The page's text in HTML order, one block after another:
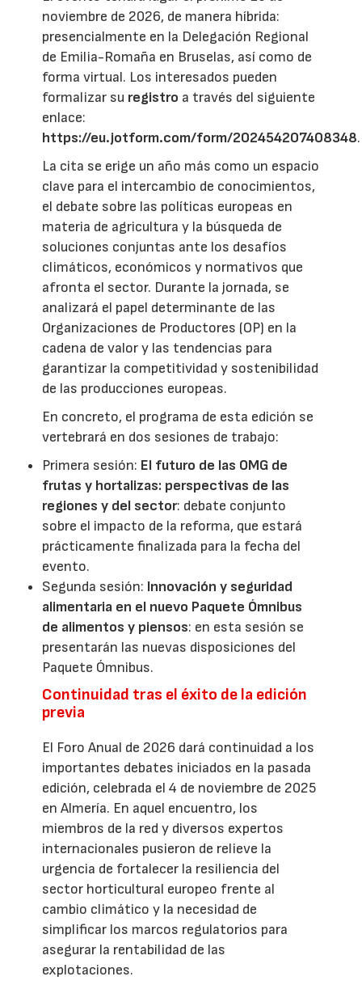
noviembre de 2026, de manera híbrida:
presencialmente en la Delegación Regional
de Emilia-Romaña en Bruselas, así como de
forma virtual. Los interesados pueden
formalizar su registro a través del siguiente
enlace:
https://eu.jotform.com/form/202454207408348.
La cita se erige un año más como un espacio
clave para el intercambio de conocimientos,
el debate sobre las políticas europeas en
materia de agricultura y la búsqueda de
soluciones conjuntas ante los desafíos
climáticos, económicos y normativos que
afronta el sector. Durante la jornada, se
analizará el papel determinante de las
Organizaciones de Productores (OP) en la
cadena de valor y las tendencias para
garantizar la competitividad y sostenibilidad
de las producciones europeas.
En concreto, el programa de esta edición se
vertebrará en dos sesiones de trabajo:
Primera sesión: El futuro de las OMG de
frutas y hortalizas: perspectivas de las
regiones y del sector: debate conjunto
sobre el impacto de la reforma, que estará
prácticamente finalizada para la fecha del
evento.
Segunda sesión: Innovación y seguridad
alimentaria en el nuevo Paquete Ómnibus
de alimentos y piensos: en esta sesión se
presentarán las nuevas disposiciones del
Paquete Ómnibus.
Continuidad tras el éxito de la edición
previa
El Foro Anual de 2026 dará continuidad a los
importantes debates iniciados en la pasada
edición, celebrada el 4 de noviembre de 2025
en Almería. En aquel encuentro, los
miembros de la red y diversos expertos
internacionales pusieron de relieve la
urgencia de fortalecer la resiliencia del
sector horticultural europeo frente al
cambio climático y la necesidad de
simplificar los marcos regulatorios para
asegurar la rentabilidad de las
explotaciones.